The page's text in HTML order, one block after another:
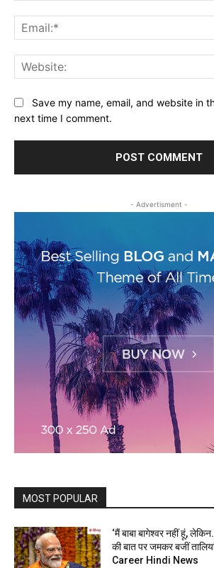
Save my name, email, and website in
next time I comment.
- Advertisment -
MOST POPULAR
‘मैं बाबा बागेश्वर नहीं हूं,
की बात पर जमकर बजीं
Career Hindi News